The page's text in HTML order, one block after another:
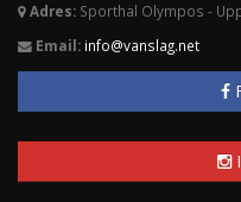
Adres: Sporthal Olympos -
Email: info@vanslag.net